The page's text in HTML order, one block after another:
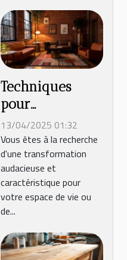
Techniques
pour
transformer
votre espace
avec un style
industriel
13/04/2025 01:32
Vous êtes à la recherche
d'une transformation
audacieuse et
caractéristique pour
votre espace de vie ou
de...